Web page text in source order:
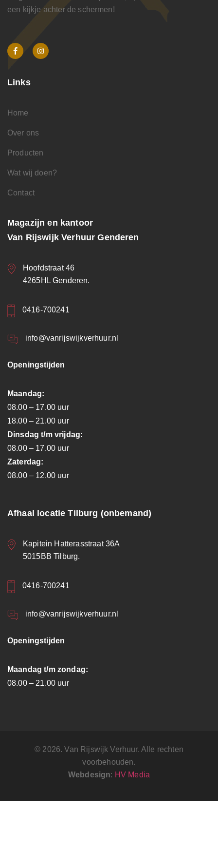
een kijkje achter de schermen!
Links
Home
Over ons
Producten
Wat wij doen?
Contact
Magazijn en kantoor
Van Rijswijk Verhuur Genderen
Hoofdstraat 46
4265HL Genderen.
0416-700241
info@vanrijswijkverhuur.nl
Openingstijden
Maandag:
08.00 – 17.00 uur
18.00 – 21.00 uur
Dinsdag t/m vrijdag:
08.00 – 17.00 uur
Zaterdag:
08.00 – 12.00 uur
Afhaal locatie Tilburg (onbemand)
Kapitein Hatterasstraat 36A
5015BB Tilburg.
0416-700241
info@vanrijswijkverhuur.nl
Openingstijden
Maandag t/m zondag:
08.00 – 21.00 uur
© 2026. Van Rijswijk Verhuur. Alle rechten
voorbehouden.
Webdesign: HV Media